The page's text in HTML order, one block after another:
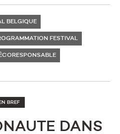
BELGIQUE
FESTIVAL
EN BREF
DANS